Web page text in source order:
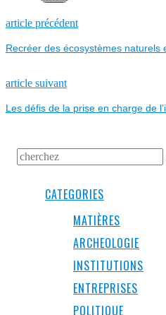
NAVIGATION
DE
L’ARTICLE
article précédentPrevious
Recréer des écosystèmes naturels
article suivantNext
Les défis de la prise en charge de
CATEGORIES
MATIÈRES
ARCHEOLOGIE
INSTITUTIONS
ENTREPRISES
POLITIQUE